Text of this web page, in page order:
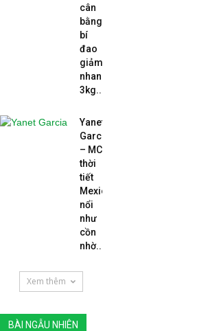
cân
bằng
bí
đao
giảm
nhanh
3kg...
Yanet
Garcia
– MC
thời
tiết
Mexico
nổi
như
cồn
nhờ...
Xem thêm
BÀI NGẪU NHIÊN